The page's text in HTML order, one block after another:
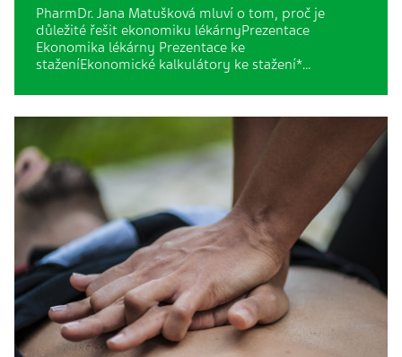
PharmDr. Jana Matušková mluví o tom, proč je
důležité řešit ekonomiku lékárnyPrezentace
Ekonomika lékárny Prezentace ke
staženíEkonomické kalkulátory ke stažení*…